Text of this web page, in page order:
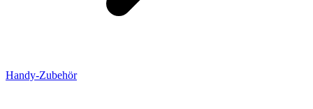
Handy-Zubehör